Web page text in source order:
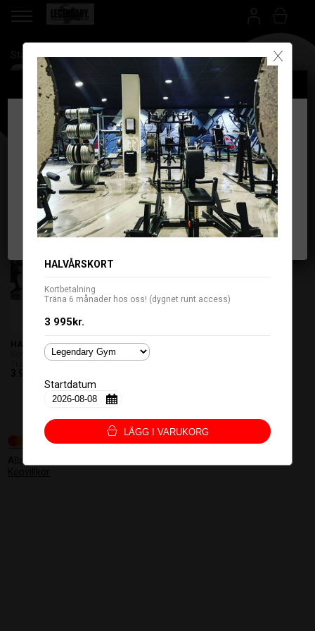
Välj anläggning
Välj anläggning för att gå vidare
Legendary Gym
Legendary Mariedal
Startdatum Anläggning Betalsätt
Språk/Language
HALVÅRSKORT
Kortbetalning
X
HALVÅRSKORT
Kortbetalning
Träna 6 månader hos oss! (dygnet runt access)
3 995kr.
Startdatum
LÄGG I VARUKORG
Alla priser är inklusive moms